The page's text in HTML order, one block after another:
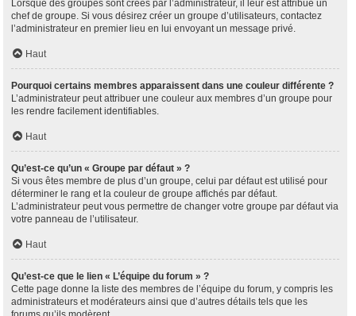
Lorsque des groupes sont créés par l’administrateur, il leur est attribué un
chef de groupe. Si vous désirez créer un groupe d’utilisateurs, contactez
l’administrateur en premier lieu en lui envoyant un message privé.
Haut
Pourquoi certains membres apparaissent dans une couleur différente ?
L’administrateur peut attribuer une couleur aux membres d’un groupe pour
les rendre facilement identifiables.
Haut
Qu’est-ce qu’un « Groupe par défaut » ?
Si vous êtes membre de plus d’un groupe, celui par défaut est utilisé pour
déterminer le rang et la couleur de groupe affichés par défaut.
L’administrateur peut vous permettre de changer votre groupe par défaut via
votre panneau de l’utilisateur.
Haut
Qu’est-ce que le lien « L’équipe du forum » ?
Cette page donne la liste des membres de l’équipe du forum, y compris les
administrateurs et modérateurs ainsi que d’autres détails tels que les